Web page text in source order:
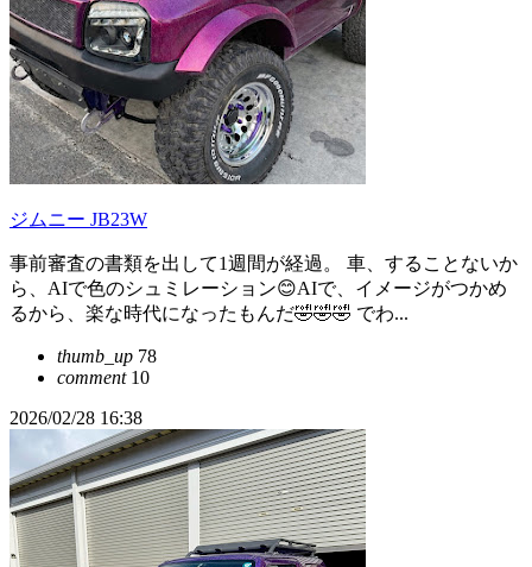
ジムニー JB23W
事前審査の書類を出して1週間が経過。 車、することないか
ら、AIで色のシュミレーション😊AIで、イメージがつかめ
るから、楽な時代になったもんだ🤣🤣🤣 でわ...
thumb_up 78
comment10
2026/02/28 16:38